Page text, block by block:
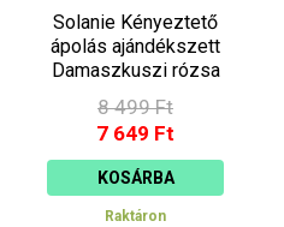
Solanie Kényeztető
ápolás ajándékszett
Damaszkuszi rózsa
aromavízzel SO10045
8 499 Ft
7 649 Ft
KOSÁRBA
Raktáron